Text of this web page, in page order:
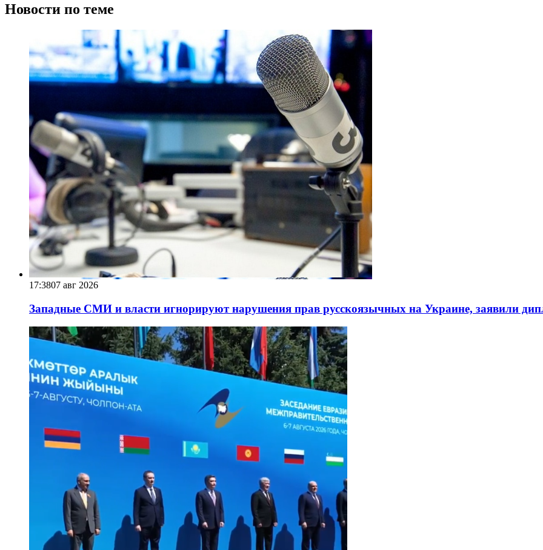
Новости по теме
17:3807 авг 2026
Западные СМИ и власти игнорируют нарушения прав русскоязычных на Украине, заявили